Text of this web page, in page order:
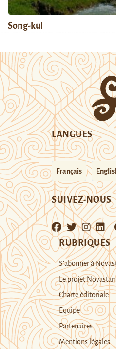
Song-kul
LANGUES
Français
SUIVEZ-NOUS
RUBRIQUES
S’abonner à
Le projet Novastan
Charte éditoriale
Equipe
Partenaires
Mentions légales